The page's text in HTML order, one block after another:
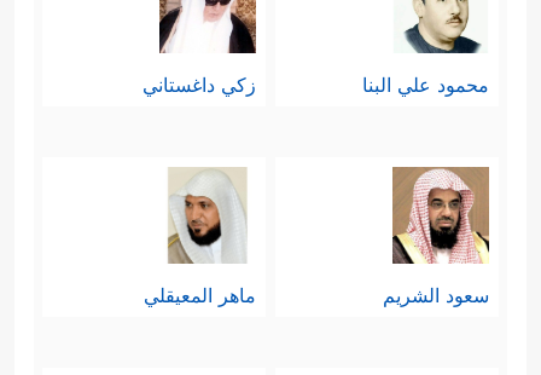
محمود علي البنا زكي داغستاني
سعود الشريم ماهر المعيقلي